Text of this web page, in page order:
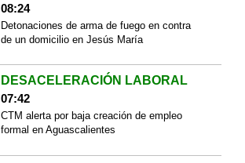
08:24
Detonaciones de arma de fuego en contra
de un domicilio en Jesús María
DESACELERACIÓN LABORAL
07:42
CTM alerta por baja creación de empleo
formal en Aguascalientes